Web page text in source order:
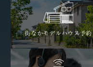
街なかモデルハウス予約